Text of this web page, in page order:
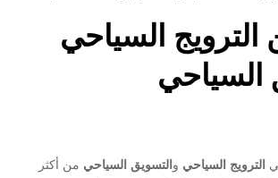
الترويج السياحي
السياحي
الترويج السياحي و التسويق السياحي من أكثر